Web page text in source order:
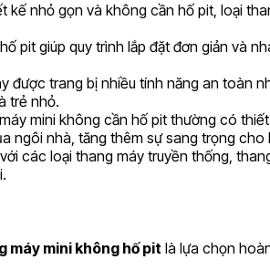
kế nhỏ gọn và không cần hố pit, loại
pit giúp quy trình lắp đặt đơn giản và
được trang bị nhiều tính năng an toàn
trẻ nhỏ.
mini không cần hố pit thường có
ngôi nhà, tăng thêm sự sang trọng cho
các loại thang máy truyền thống,
máy mini không hố pit là lựa chọn